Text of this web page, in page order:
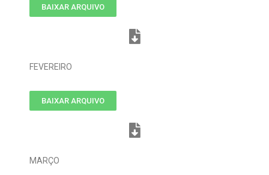
BAIXAR ARQUIVO
FEVEREIRO
BAIXAR ARQUIVO
MARÇO